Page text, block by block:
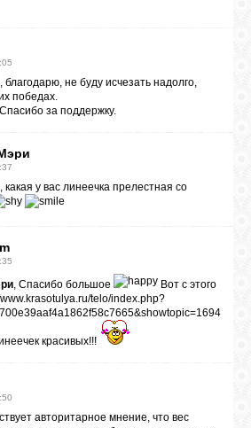
, благодарю, не буду исчезать надолго,
победах.
за поддержку.
, какая у вас линеечка прелестная со
, Спасибо большое
Вот с этого
telo/index.php?
красивых!!!
авторитарное мнение, что вес